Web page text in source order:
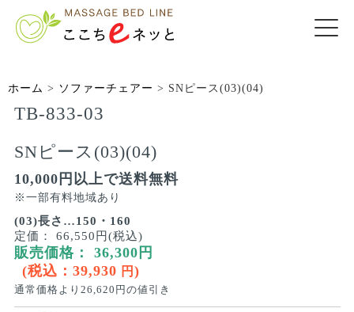
ホーム > ソファーチェアー > SNピース(03)(04)
TB-833-03
SNピース(03)(04)
10,000円以上で送料無料
※一部有料地域あり
(03)長さ…150・160
定価：
66,550円(税込)
販売価格： 36,300 円
(税込： 39,930 円 )
通常価格より 26,620 円の値引き